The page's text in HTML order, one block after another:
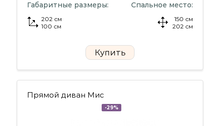
Габаритные размеры:
202 см
100 см
Спальное место:
150 см
202 см
Купить
Прямой диван Мис
-29%